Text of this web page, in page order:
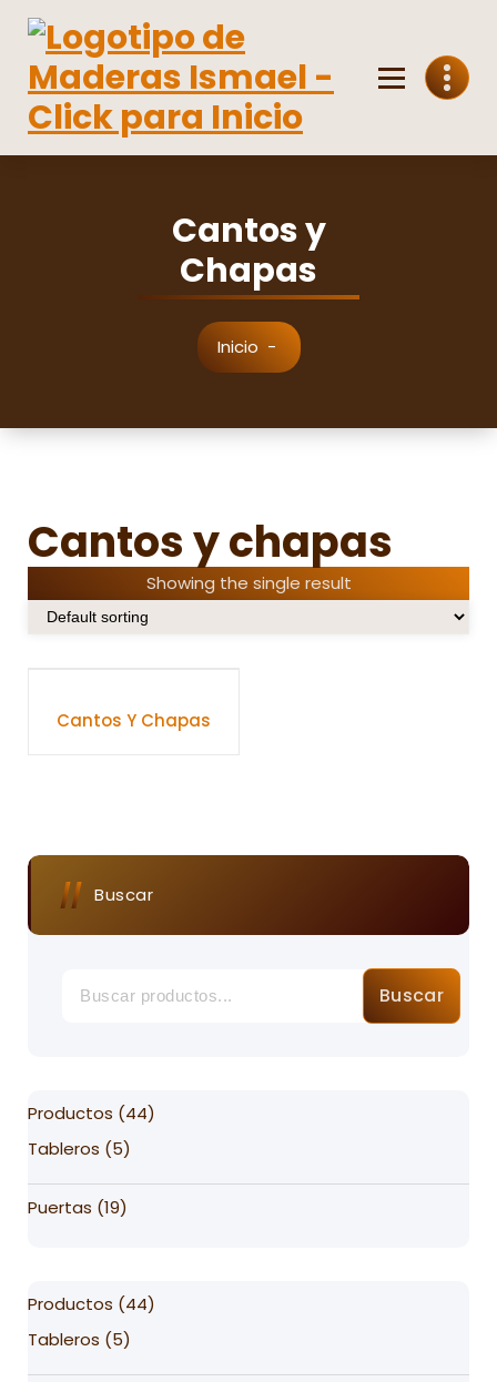
contenido
Cantos y
Chapas
Inicio -
Cantos y chapas
Showing the single result
Cantos Y Chapas
Buscar
Buscar
Productos 4444
Tableros 55
Puertas 1919
Productos 4444
Tableros 55